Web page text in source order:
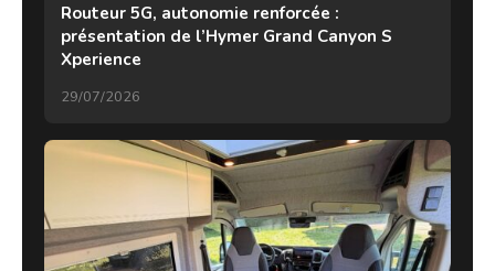
Routeur 5G, autonomie renforcée :
présentation de l’Hymer Grand Canyon S
Xperience
29/07/2026